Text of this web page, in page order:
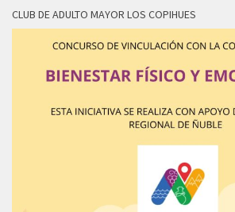
CLUB DE ADULTO MAYOR LOS COPIHUES